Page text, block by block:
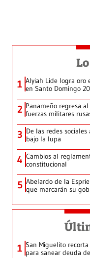
1 Alyiah Lide logra oro
en Santo Domingo
2 Panameño regresa
fuerzas militares
3 De las redes
bajo la lupa
4 Cambios al
constitucional
5 Abelardo de la
que marcarán su
1 San Miguelito
para sanear deuda